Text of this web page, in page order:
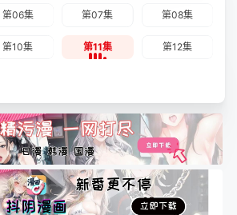
第06集 第07集 第08集
第10集 第11集 第12集